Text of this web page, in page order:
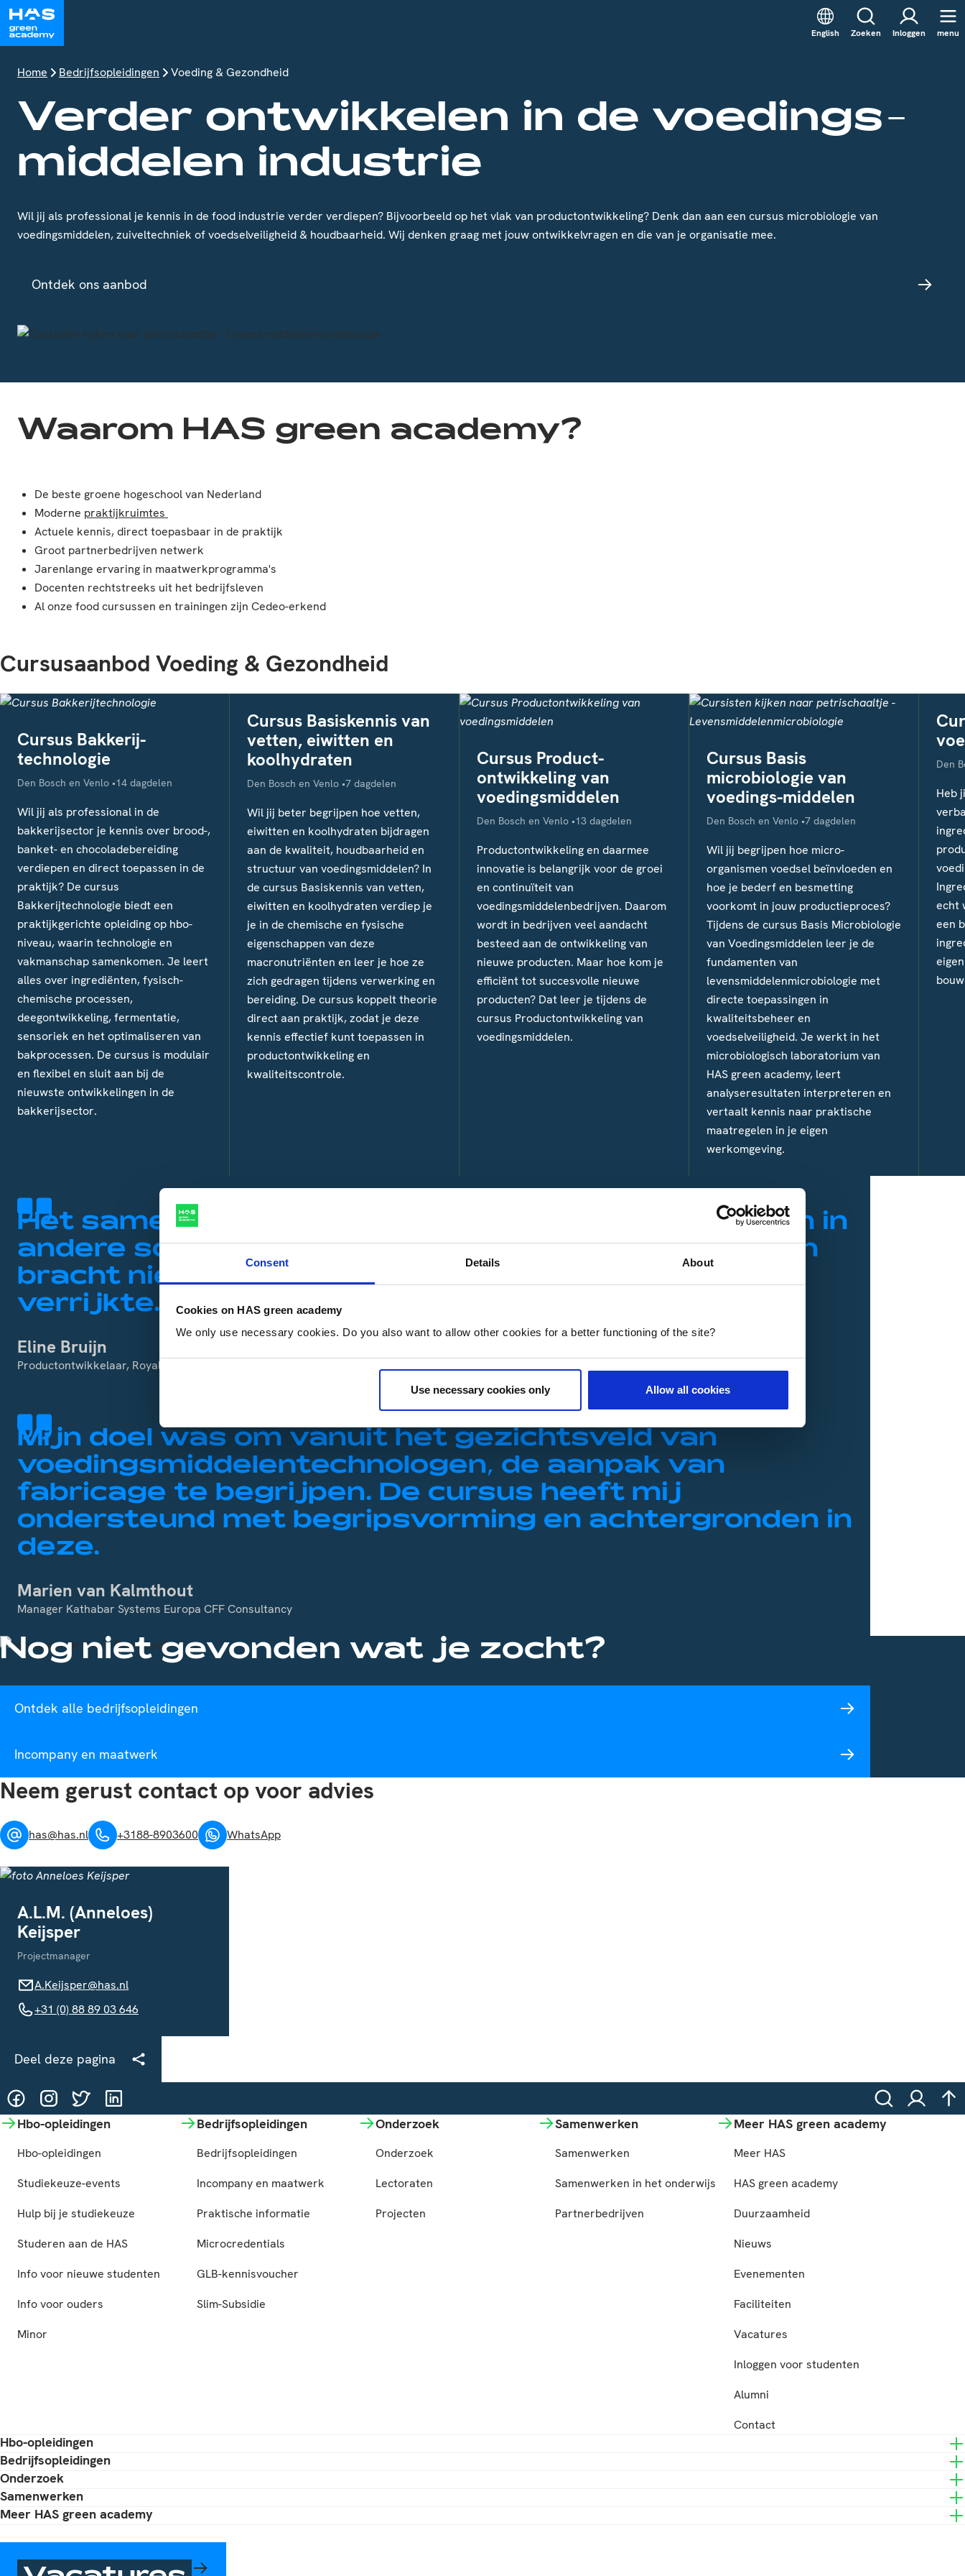
Consent Details About
Cookies on HAS green academy
We only use necessary cookies. Do you also want to allow other cookies for a better functioning of the site?
Use necessary cookies only Allow all cookies
English Zoeken Inloggen menu
Home Bedrijfsopleidingen Voeding & Gezondheid
Verder ontwikkelen in de voedings-
middelen industrie
Wil jij als professional je kennis in de food industrie verder verdiepen? Bijvoorbeeld op het vlak van productontwikkeling? Denk dan aan een cursus microbiologie van
voedingsmiddelen, zuiveltechniek of voedselveiligheid & houdbaarheid. Wij denken graag met jouw ontwikkelvragen en die van je organisatie mee.
Ontdek ons aanbod
Waarom HAS green academy?
De beste groene hogeschool van Nederland
Moderne praktijkruimtes
Actuele kennis, direct toepasbaar in de praktijk
Groot partnerbedrijven netwerk
Jarenlange ervaring in maatwerkprogramma's
Docenten rechtstreeks uit het bedrijfsleven
Al onze food cursussen en trainingen zijn Cedeo-erkend
Cursusaanbod Voeding & Gezondheid
Cursus Bakkerij-
technologie
Locatie
Den Bosch en Venlo Studieduur
14 dagdelen
Wil jij als professional in de
bakkerijsector je kennis over brood-,
banket- en chocoladebereiding
verdiepen en direct toepassen in de
praktijk? De cursus
Bakkerijtechnologie biedt een
praktijkgerichte opleiding op hbo-
niveau, waarin technologie en
vakmanschap samenkomen. Je leert
alles over ingrediënten, fysisch-
chemische processen,
deegontwikkeling, fermentatie,
sensoriek en het optimaliseren van
bakprocessen. De cursus is modulair
en flexibel en sluit aan bij de
nieuwste ontwikkelingen in de
bakkerijsector.
Cursus Basiskennis van
vetten, eiwitten en
koolhydraten
Locatie
Den Bosch en Venlo Studieduur
7 dagdelen
Wil jij beter begrijpen hoe vetten,
eiwitten en koolhydraten bijdragen
aan de kwaliteit, houdbaarheid en
structuur van voedingsmiddelen? In
de cursus Basiskennis van vetten,
eiwitten en koolhydraten verdiep je
je in de chemische en fysische
eigenschappen van deze
macronutriënten en leer je hoe ze
zich gedragen tijdens verwerking en
bereiding. De cursus koppelt theorie
direct aan praktijk, zodat je deze
kennis effectief kunt toepassen in
productontwikkeling en
kwaliteitscontrole.
Cursus Product-
ontwikkeling van
voedingsmiddelen
Locatie
Den Bosch en Venlo Studieduur
13 dagdelen
Productontwikkeling en daarmee
innovatie is belangrijk voor de groei
en continuïteit van
voedingsmiddelenbedrijven. Daarom
wordt in bedrijven veel aandacht
besteed aan de ontwikkeling van
nieuwe producten. Maar hoe kom je
efficiënt tot succesvolle nieuwe
producten? Dat leer je tijdens de
cursus Productontwikkeling van
voedingsmiddelen.
Cursus Basis
microbiologie van
voedings-middelen
Locatie
Den Bosch en Venlo Studieduur
7 dagdelen
Wil jij begrijpen hoe micro-
organismen voedsel beïnvloeden en
hoe je bederf en besmetting
voorkomt in jouw productieproces?
Tijdens de cursus Basis Microbiologie
van Voedingsmiddelen leer je de
fundamenten van
levensmiddelenmicrobiologie met
directe toepassingen in
kwaliteitsbeheer en
voedselveiligheid. Je werkt in het
microbiologisch laboratorium van
HAS green academy, leert
analyseresultaten interpreteren en
vertaalt kennis naar praktische
maatregelen in je eigen
werkomgeving.
Den
Heb
echt
een
Het samenwerken met cursisten die werkzaam zijn in
andere schakels van de keten verruimde mijn blik en
bracht nieuwe inzichten, wat de leerervaring
verrijkte.
Eline Bruijn
Productontwikkelaar, Royal Steensma
Mijn doel was om vanuit het gezichtsveld van
voedingsmiddelentechnologen, de aanpak van
fabricage te begrijpen. De cursus heeft mij
ondersteund met begripsvorming en achtergronden in
deze.
Marien van Kalmthout
Manager Kathabar Systems Europa CFF Consultancy
Nog niet gevonden wat je zocht?
Ontdek alle bedrijfsopleidingen
Incompany en maatwerk
Neem gerust contact op voor advies
has@has.nl +3188-8903600 WhatsApp
A.L.M. (Anneloes)
Keijsper
Projectmanager
A.Keijsper@has.nl
A.Keijsper@has.nl
+31 (0) 88 89 03 646
+31 (0) 88 89 03 646
Deel deze pagina
@HASgreenacademy
@HASgreenacademy
@greenacademyHAS
@HASgreenacademy ZoekenInloggen
Hbo-opleidingen
Hbo-opleidingen
Studiekeuze-events
Hulp bij je studiekeuze
Studeren aan de HAS
Info voor nieuwe studenten
Info voor ouders
Minor
Bedrijfsopleidingen
Bedrijfsopleidingen
Incompany en maatwerk
Praktische informatie
Microcredentials
GLB-kennisvoucher
Slim-Subsidie
Onderzoek
Onderzoek
Lectoraten
Projecten
Samenwerken
Samenwerken
Samenwerken in het onderwijs
Partnerbedrijven
Meer HAS green academy
Meer HAS
HAS green academy
Duurzaamheid
Nieuws
Evenementen
Faciliteiten
Vacatures
Inloggen voor studenten
Alumni
Contact
Hbo-opleidingen
Bedrijfsopleidingen
Onderzoek
Samenwerken
Meer HAS green academy